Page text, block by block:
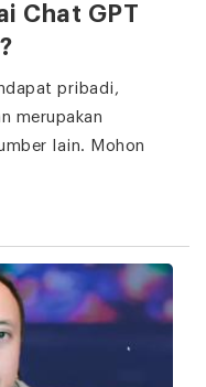
Chat GPT
pribadi,
merupakan
lain. Mohon